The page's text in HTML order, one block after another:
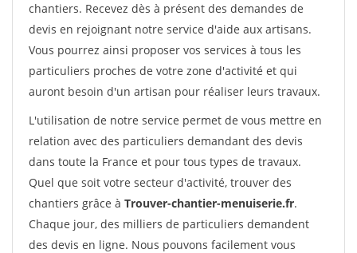
chantiers. Recevez dès à présent des demandes de
devis en rejoignant notre service d'aide aux artisans.
Vous pourrez ainsi proposer vos services à tous les
particuliers proches de votre zone d'activité et qui
auront besoin d'un artisan pour réaliser leurs travaux.
L'utilisation de notre service permet de vous mettre en
relation avec des particuliers demandant des devis
dans toute la France et pour tous types de travaux.
Quel que soit votre secteur d'activité, trouver des
chantiers grâce à Trouver-chantier-menuiserie.fr.
Chaque jour, des milliers de particuliers demandent
des devis en ligne. Nous pouvons facilement vous